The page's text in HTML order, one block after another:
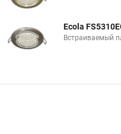
Ecola
Встраиваемый